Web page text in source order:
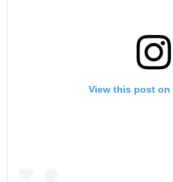
View this post on